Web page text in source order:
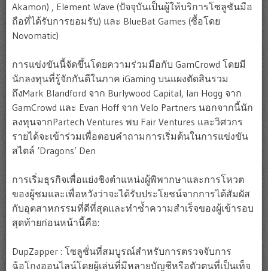
Akamon) , Element Wave (ปัจจุบันเป็นผู้ให้บริการโซลูชันมือ
ถือที่ได้รับการยอมรับ) และ BlueBat Games (ซื้อโดย
Novomatic)
การแข่งขันนี้จัดขึ้นโดยความร่วมมือกับ GamCrowd โดยมี
นักลงทุนที่รู้จักกันดีในภาค iGaming บนแผงตัดสินรวม
ถึงMark Blandford จาก Burlywood Capital, Ian Hogg จาก
GamCrowd และ Evan Hoff จาก Velo Partners นอกจากนี้นัก
ลงทุนจากPartech Ventures พบ Fair Ventures และวิศวกร
รายได้จะเข้าร่วมเพื่อตอบคำถามการเริ่มต้นในการแข่งขัน
สไตล์ ‘Dragons’ Den
การเริ่มธุรกิจเพื่อแย่งชิงตำแหน่งผู้พิพากษาและการโหวต
ของผู้ชมและเพื่อหวังว่าจะได้รับประโยชน์จากการได้สัมผัส
กับอุตสาหกรรมที่ดีที่สุดและทำซ้ำความสำเร็จของผู้เข้ารอบ
สุดท้ายก่อนหน้านี้คือ:
DupZapper : โซลูชั่นที่สมบูรณ์สำหรับการตรวจจับการ
ฉ้อโกงออนไลน์โดยผู้เล่นที่มีหลายบัญชีหรือตัวตนที่เป็นเท็จ